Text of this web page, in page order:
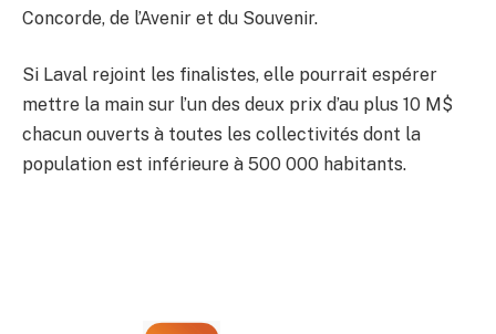
Concorde, de l’Avenir et du Souvenir.
Si Laval rejoint les finalistes, elle pourrait espérer
mettre la main sur l’un des deux prix d’au plus 10 M$
chacun ouverts à toutes les collectivités dont la
population est inférieure à 500 000 habitants.